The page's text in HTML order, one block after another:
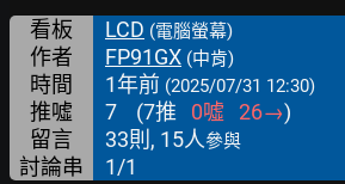
看板 LCD (電腦螢幕)
作者 FP91GX (中肯)
時間 1年前 (2025/07/31 12:30)
推噓 7 (7推 0噓 26→)
留言
33則, 15人參與
討論串 1/1